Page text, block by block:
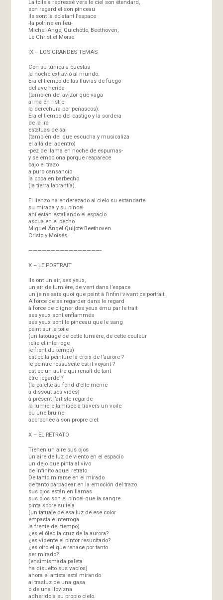
La toile a redressé vers le ciel son étendard,
son regard et son pinceau
ils sont là éclatant l’espace
-la potrine en feu-
Michel-Ange, Quichotte, Beethoven,
Le Christ et Moïse.
IX – LOS GRANDES TEMAS
Con su túnica a cuestas
la noche extravió al mundo.
Era el tiempo de las lluvias de fuego
del ave herida
(también del avizor que vaga
arma en ristre
la derechura por peñascos).
Era el tiempo del castigo y la sordera
de la ira
estatuas de sal
(también del que escucha y musicaliza
el allá del adentro)
-pez de llama en noche de espumas-
y se emociona porque reaparece
bajo el trazo
a puro cansancio
la copa en barbecho
(la tierra labrantía).
El lienzo ha enderezado al cielo su estandarte
su mirada y su pincel
ahí están estallando el espacio
ascua en el pecho
Miguel Ángel Quijote Beethoven
Cristo y Moisés.
————————————————-
X – LE PORTRAIT
Ils ont un air, ses yeux,
un air de lumière, de vent dans l’espace
un je ne sais quoi que peint à l’infini vivant ce portrait.
A force de se regarder dans le regard
à force de cligner des yeux ému par le trait
ses yeux sont enflammés
ses yeux sont le pinceau que le sang
peint sur la toile
(un tatouage de cette lumière, de cette couleur
relie et interroge
le front du temps)
est-ce la peinture la croix de l’aurore ?
le peintre ressuscité est-il voyant ?
est-ce un autre qui renaît de tant
être regardé ?
(la palette au fond d’elle-même
a dissout ses vides)
à présent l’artiste regarde
la lumière tamisée à travers un voile
où une bruine
accrochée à son propre ciel.
X – EL RETRATO
Tienen un aire sus ojos
un aire de luz de viento en el espacio
un dejo que pinta al vivo
de infinito aquel retrato.
De tanto mirarse en el mirado
de tanto parpadear en la emoción del trazo
sus ojos están en llamas
sus ojos son el pincel que la sangre
pinta sobre su tela
(un tatuaje de esa luz de ese color
empasta e interroga
la frente del tiempo)
¿es el óleo la cruz de la aurora?
¿es vidente el pintor resucitado?
¿es otro el que renace por tanto
ser mirado?
(ensimismada paleta
ha disuelto sus vacíos)
ahora el artista está mirando
al trasluz de una gasa
o de una llovizna
adherido a su propio cielo.